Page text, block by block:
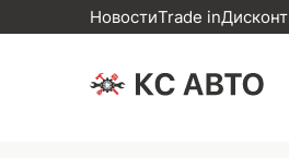
НовостиTrade in